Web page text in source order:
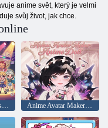
anime svět, který je velmi
svůj život, jak chce.
World of Avatar: Cesta na scénu!